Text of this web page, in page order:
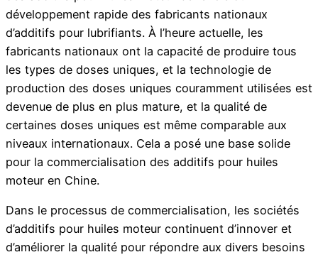
développement rapide des fabricants nationaux
d’additifs pour lubrifiants. À l’heure actuelle, les
fabricants nationaux ont la capacité de produire tous
les types de doses uniques, et la technologie de
production des doses uniques couramment utilisées est
devenue de plus en plus mature, et la qualité de
certaines doses uniques est même comparable aux
niveaux internationaux. Cela a posé une base solide
pour la commercialisation des additifs pour huiles
moteur en Chine.
Dans le processus de commercialisation, les sociétés
d’additifs pour huiles moteur continuent d’innover et
d’améliorer la qualité pour répondre aux divers besoins